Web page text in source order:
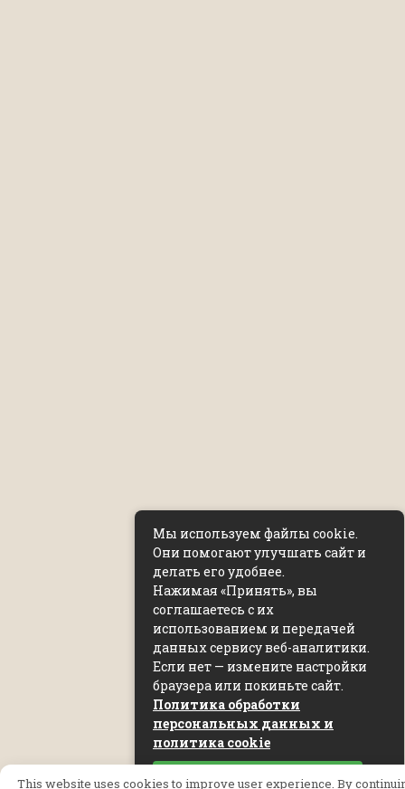
Мы используем файлы cookie.
Они помогают улучшать сайт и
делать его удобнее.
Нажимая «Принять», вы
соглашаетесь с их
использованием и передачей
данных сервису веб-аналитики.
Если нет — измените настройки
браузера или покиньте сайт.
Политика обработки
персональных данных и
политика cookie
This website uses cookies to improve user experience. By